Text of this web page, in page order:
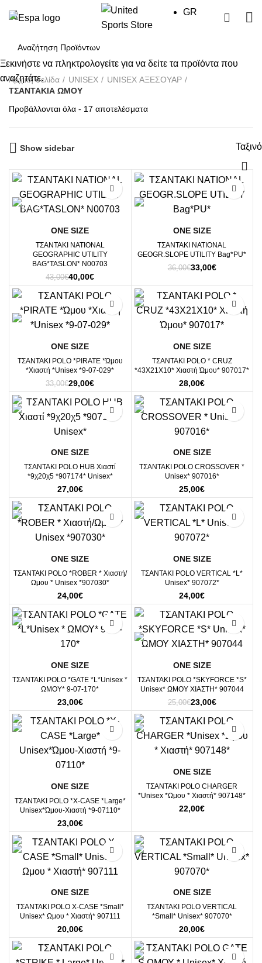
GR
Αρχική σελίδα UΝΙSΕΧ
UNISEX ΑΞΕΣΟΥΑΡ
ΤΣΑΝΤΑΚΙΑ ΩΜΟΥ
Προβάλλονται όλα - 17 αποτελέσματαSorted
low
Show sidebar
ΟΝΕ SΙΖΕ
ΤΣΑΝΤΑΚΙ NATIONAL
GEOGRAPHIC UTILITY
BAG*TASLON* N00703
43,00€Original
price
was:
43,00€.
40,00€Η
τρέχουσα
τιμή
είναι:
40,00€.
ΟΝΕ SΙΖΕ
ΤΣΑΝΤΑΚΙ NATIONAL
GEOGR.SLOPE UTILITY Bag*PU*
36,00€Original
was:
36,00€.
33,00€Η
τιμή
είναι:
33,00€.
ΟΝΕ SΙΖΕ
ΤΣΑΝΤΑΚΙ POLO *PIRATE *Ώμου
*Χιαστή *Unisex *9-07-029*
33,00€Original
price
was:
33,00€.
29,00€Η
τρέχουσα
τιμή
είναι:
29,00€.
ΟΝΕ SΙΖΕ
ΤΣΑΝΤΑΚΙ POLO * CRUZ
*43X21X10* Χιαστή Ώμου* 907017*
28,00€
ΟΝΕ SΙΖΕ
ΤΣΑΝΤΑΚΙ POLO HUB Χιαστί
*9χ20χ5 *907174* Unisex*
27,00€
ΟΝΕ SΙΖΕ
ΤΣΑΝΤΑΚΙ POLO CROSSOVER *
Unisex* 907016*
25,00€
ΟΝΕ SΙΖΕ
ΤΣΑΝΤΑΚΙ POLO *ROBER * Χιαστή/
Ωμου * Unisex *907030*
24,00€
ΟΝΕ SΙΖΕ
ΤΣΑΝΤΑΚΙ POLO VERTICAL *L*
Unisex* 907072*
24,00€
ΟΝΕ SΙΖΕ
ΤΣΑΝΤΑΚΙ POLO *GATE *L*Unisex *
ΩΜΟΥ* 9-07-170*
23,00€
ΟΝΕ SΙΖΕ
ΤΣΑΝΤΑΚΙ POLO *SKYFORCE *S*
Unisex* ΩΜΟΥ ΧΙΑΣΤΗ* 907044
25,00€Original
price
was:
25,00€.
23,00€Η
τρέχουσα
τιμή
είναι:
23,00€.
ΟΝΕ SΙΖΕ
ΤΣΑΝΤΑΚΙ POLO *X-CASE *Large*
Unisex*Ώμου-Xιαστή *9-07110*
23,00€
ΟΝΕ SΙΖΕ
ΤΣΑΝΤΑΚΙ POLO CHARGER
*Unisex *Ωμου * Χιαστή* 907148*
22,00€
ΟΝΕ SΙΖΕ
ΤΣΑΝΤΑΚΙ POLO X-CASE *Small*
Unisex* Ωμου * Χιαστή* 907111
20,00€
ΟΝΕ SΙΖΕ
ΤΣΑΝΤΑΚΙ POLO VERTICAL
*Small* Unisex* 907070*
20,00€
Ξεκινήστε να πληκτρολογείτε για να δείτε τα προϊόντα που
αναζητάτε.